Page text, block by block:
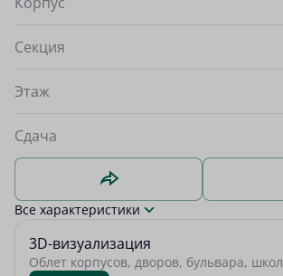
Секция
Этаж
Сдача
Все характеристики
3D-визуализация
Облет корпусов, дворов, бульвара,